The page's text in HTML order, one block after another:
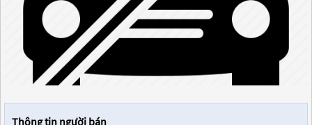
Thông tin người bán